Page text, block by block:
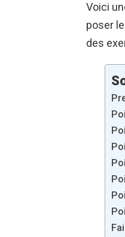
Voici
poser
des